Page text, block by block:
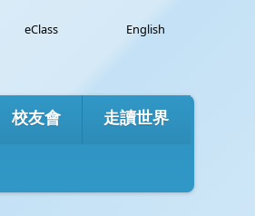
eClass English
校友會 走讀世界